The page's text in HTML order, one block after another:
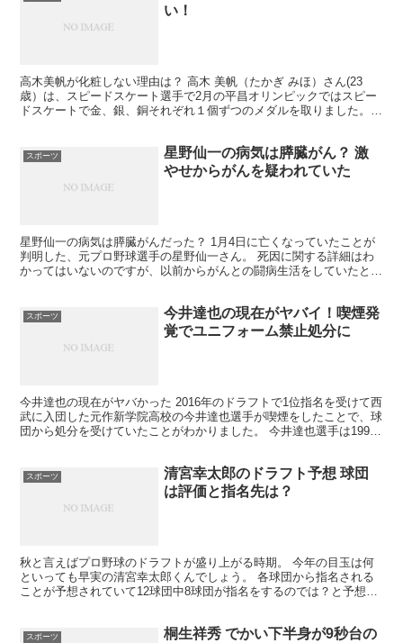
い！
高木美帆が化粧しない理由は？ 高木 美帆（たかぎ みほ）さん(23
歳）は、スピードスケート選手で2月の平昌オリンピックではスピー
ドスケートで金、銀、銅それぞれ１個ずつのメダルを取りました。
スポーツ
星野仙一の病気は膵臓がん？ 激
やせからがんを疑われていた
星野仙一の病気は膵臓がんだった？ 1月4日に亡くなっていたことが
判明した、元プロ野球選手の星野仙一さん。 死因に関する詳細はわ
かってはいないのですが、以前からがんとの闘病生活をしていたとい
スポーツ
今井達也の現在がヤバイ！喫煙発
覚でユニフォーム禁止処分に
今井達也の現在がヤバかった 2016年のドラフトで1位指名を受けて西
武に入団した元作新学院高校の今井達也選手が喫煙をしたことで、球
団から処分を受けていたことがわかりました。 今井達也選手は1998
スポーツ
清宮幸太郎のドラフト予想 球団
は評価と指名先は？
秋と言えばプロ野球のドラフトが盛り上がる時期。 今年の目玉は何
といっても早実の清宮幸太郎くんでしょう。 各球団から指名される
ことが予想されていて12球団中8球団が指名をするのでは？と予想さ
スポーツ
桐生祥秀 でかい下半身が9秒台の